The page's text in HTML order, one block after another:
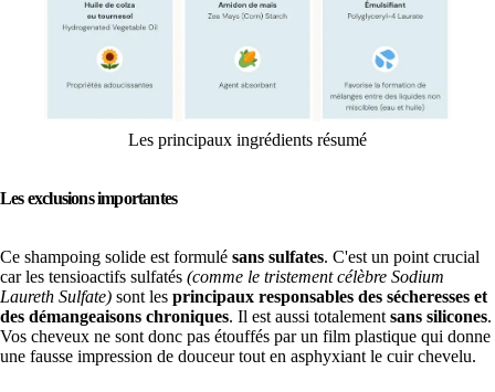
Les principaux ingrédients résumé
Les exclusions importantes
Ce shampoing solide est formulé sans sulfates. C'est un point crucial
car les tensioactifs sulfatés (comme le tristement célèbre Sodium
Laureth Sulfate) sont les principaux responsables des sécheresses et
des démangeaisons chroniques. Il est aussi totalement sans silicones.
Vos cheveux ne sont donc pas étouffés par un film plastique qui donne
une fausse impression de douceur tout en asphyxiant le cuir chevelu.